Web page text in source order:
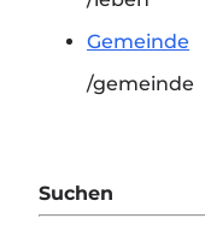
Gemeinde
/gemeinde
Suchen